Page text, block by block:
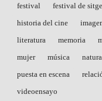
festival
festival de
historia del cine
literatura
memoria
mujer
música
puesta en escena
videoensayo